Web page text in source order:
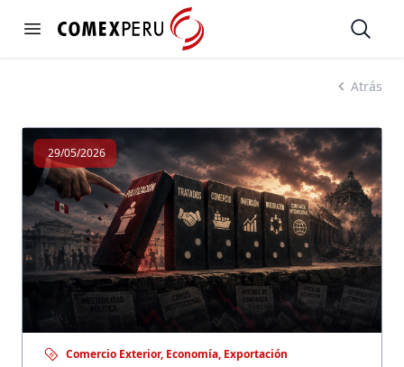
Open menu
https://www.comexperu.org.pe Open
SEMANARIO 1305
Atrás
29/05/2026
Comercio Exterior, Economía, Exportación